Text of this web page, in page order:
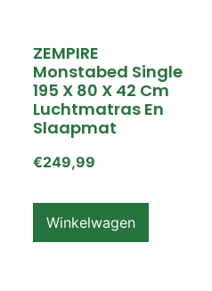
ZEMPIRE
Monstabed Single
195 X 80 X 42 Cm
Luchtmatras En
Slaapmat
€249,99
Winkelwagen